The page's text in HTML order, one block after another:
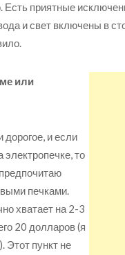
Есть приятные
и свет включены в
или
дорогое, и если
электропечке, то
печками.
хватает на 2-3
20 долларов (я
Этот пункт не